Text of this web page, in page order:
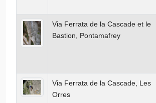
Via Ferrata de la Cascade et le
Bastion, Pontamafrey
Via Ferrata de la Cascade, Les
Orres